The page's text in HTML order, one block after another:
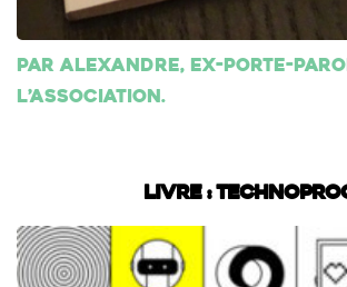
Par Alexandre, ex-porte-
l’association.
Livre :